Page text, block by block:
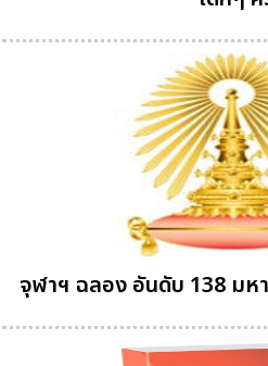
จุฬาฯ ฉลอง อันดับ 138 มห